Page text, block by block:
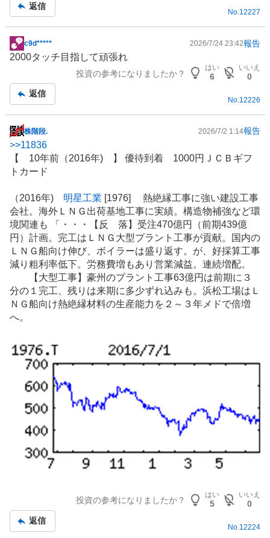
返信
No.12227
掲
示
事
c9d***** 2026/7/24 23:42報告
2000タッチ目指して頑張れ
投資の参考になりましたか？
はい
6
いいえ
0
返信
No. 12226
掲
示
板
記
株階段. 2026/7/2 1:14報告
>>11836
【 10年前（2016年) 】 優待到着 1000円ＪＣＢギフ
トカード
（2016年) 明星工業 [1976] 熱絶縁工事に強い建設工事
会社。海外ＬＮＧ出荷基地工事に実績。構造物補強など環
境関連 も 「・・・【反 落】受注470億円（前期439億
円）計画。完工は ＬＮＧ 大型プラント 工事が貢献。国内の
ＬＮＧ船向け伸び、ボイラーは盛り返す。が、好採算工事
減り粗利率低下。労務費増もあり営業減益。 連続増配。
【大型工事】豪州のプラント工事63億円は前期に３
分の１完工、残りは来期に多少ずれ込みも。浜松工場はＬ
ＮＧ船向け熱絶縁材料の生産能力を２～３年メドで倍増
へ。
投資の参考になりましたか？
はい
5
いいえ
0
返信
No. 12224